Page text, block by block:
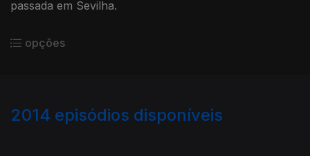
passada em Sevilha.
opções
2014 episódios disponíveis